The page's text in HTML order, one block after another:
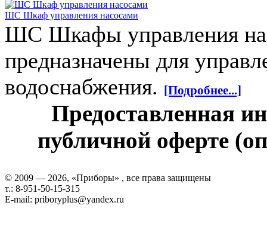
ШС Шкаф управления насосами
ШС Шкафы управления на
предназначены для
водоснабжения. [Подробнее...]
Предоставленная
публичной оферте
© 2009 — 2026, «Приборы» , все права защищены
т.: 8-951-50-15-315
E-mail: priboryplus@yandex.ru